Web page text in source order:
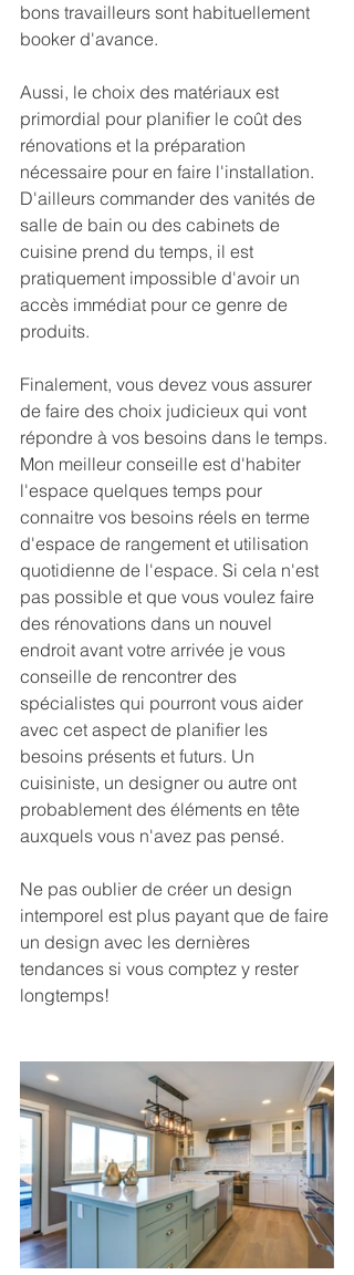
bons travailleurs sont habituellement
booker d'avance.
Aussi, le choix des matériaux est
primordial pour planifier le coût des
rénovations et la préparation
nécessaire pour en faire l'installation.
D'ailleurs commander des vanités de
salle de bain ou des cabinets de
cuisine prend du temps, il est
pratiquement impossible d'avoir un
accès immédiat pour ce genre de
produits.
Finalement, vous devez vous assurer
de faire des choix judicieux qui vont
répondre à vos besoins dans le temps.
Mon meilleur conseille est d'habiter
l'espace quelques temps pour
connaitre vos besoins réels en terme
d'espace de rangement et utilisation
quotidienne de l'espace. Si cela n'est
pas possible et que vous voulez faire
des rénovations dans un nouvel
endroit avant votre arrivée je vous
conseille de rencontrer des
spécialistes qui pourront vous aider
avec cet aspect de planifier les
besoins présents et futurs. Un
cuisiniste, un designer ou autre ont
probablement des éléments en tête
auxquels vous n'avez pas pensé.
Ne pas oublier de créer un design
intemporel est plus payant que de faire
un design avec les dernières
tendances si vous comptez y rester
longtemps!